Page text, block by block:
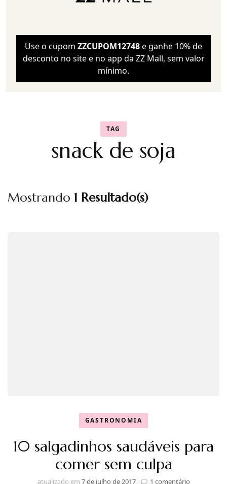
Use o cupom ZZCUPOM12748e ganhe 10% de
desconto no site e no app da ZZ Mall, sem valor
mínimo.
TAG
snack de soja
Mostrando 1 Resultado(s)
GASTRONOMIA
10 salgadinhos saudáveis para
comer sem culpa
atualizado em 7 de julho de 2017 1 comentárioem